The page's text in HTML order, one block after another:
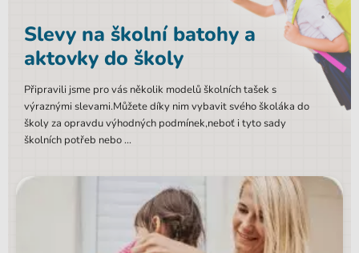
Slevy na školní batohy a
aktovky do školy
Připravili jsme pro vás několik modelů školních tašek s
výraznými slevami.Můžete díky nim vybavit svého školáka do
školy za opravdu výhodných podmínek,neboť i tyto sady
školních potřeb nebo ...